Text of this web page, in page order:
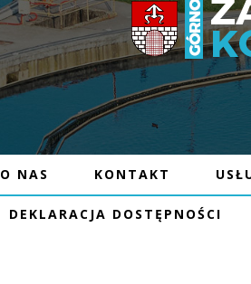
O NAS KONTAKT
DEKLARACJA DOSTĘPNOŚCI